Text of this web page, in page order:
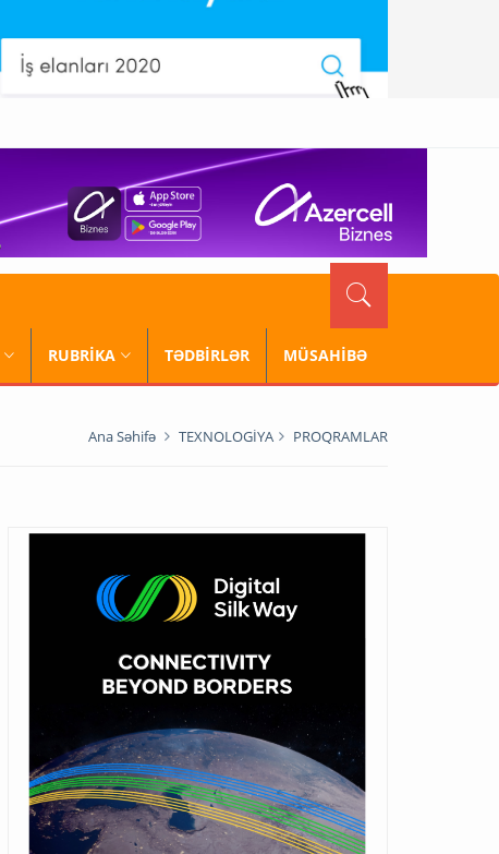
RUBRİKA TƏDBİRLƏR MÜSAHİBƏ
Ana Səhifə TEXNOLOGİYA PROQRAMLAR